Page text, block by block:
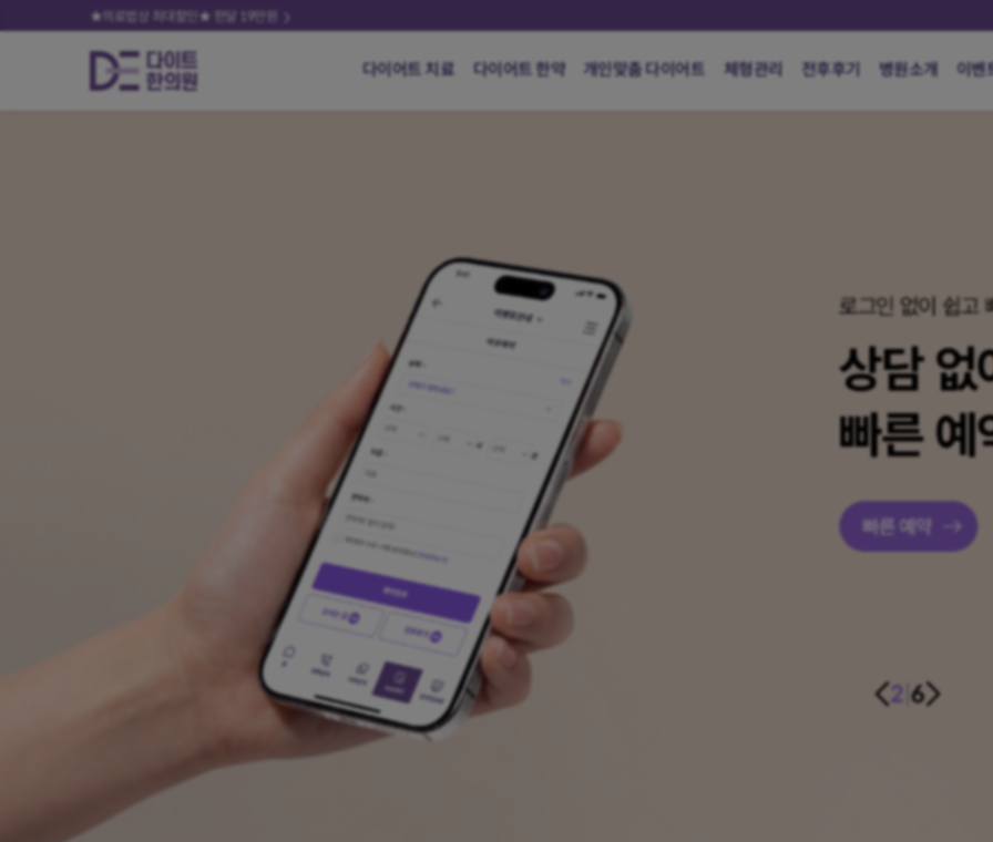
★의료법상 최대할인★ 한달 19만원
다이어트 치료 다이어트 한약 개인맞춤 다이어트 체형관리 전후후기 병원소개 이벤
3 6